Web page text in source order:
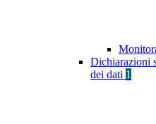
Dichiarazioni
dei dati 1